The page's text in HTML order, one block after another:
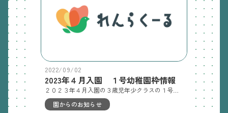
2022/09/02
2023年４月入園 １号幼稚園枠情報
園からのお知らせ